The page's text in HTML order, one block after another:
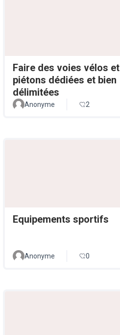
Faire des voies vélos et
piétons dédiées et bien
délimitées
Anonyme 2
Equipements sportifs
Anonyme 0